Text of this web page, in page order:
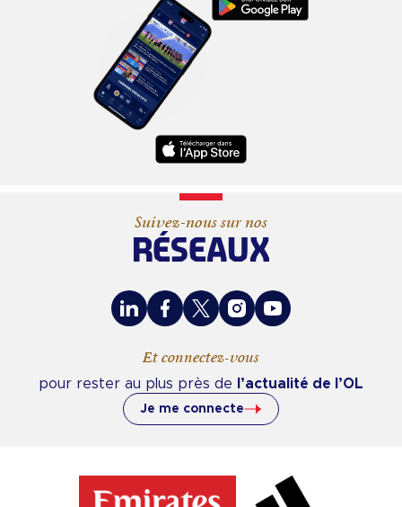
Suivez-nous sur nos
RÉSEAUX
LinkedInFacebook
X InstagramYoutube
Et connectez-vous
pour rester au plus près de l’actualité de l’OL
Je me connecte